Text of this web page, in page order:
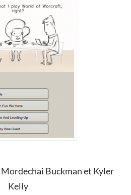
Mordechai Buckman et Kyler
Kelly